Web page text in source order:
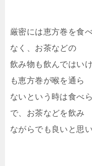
厳密には恵方巻を食
なく、お茶などの
飲み物も飲んではい
も恵方巻が喉を通ら
ないという時は食べ
で、お茶などを飲み
ながらでも良いと思い